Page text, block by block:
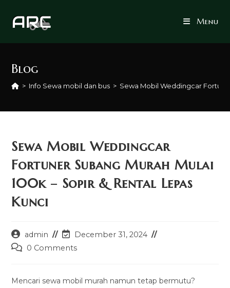
Menu
Blog
> Info Sewa mobil dan bus > Sewa Mobil Weddingcar
Sewa Mobil Weddingcar
Fortuner Subang Murah Mulai
100k – Sopir & Rental Lepas
Kunci
Post
author:
admin
Post
last
December 31, 2024
Post0 Comments
Mencari sewa mobil murah namun tetap bermutu?